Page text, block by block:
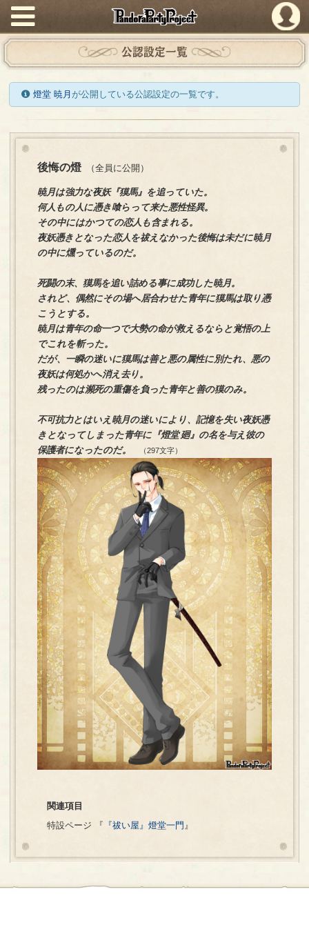
PandoraPartyProject
公認設定一覧
燈堂 暁月 が公開している公認設定の一覧です。
後悔の燈 （全員に公開）
暁月は強力な夜妖『獏馬』を追っていた。
何人もの人に憑き喰らって来た悪性怪異。
その中にはかつての恋人も含まれる。
夜妖憑きとなった恋人を祓えなかった後悔は未だに暁月
の中に燻っているのだ。
死闘の末、獏馬を追い詰める事に成功した暁月。
されど、偶然にその場へ居合わせた青年に獏馬は取り憑
こうとする。
暁月は青年の命一つで大勢の命が救えるならと覚悟の上
でこれを斬った。
だが、一瞬の迷いに獏馬は善と悪の属性に別たれ、悪の
夜妖は何処かへ消え去り。
残ったのは瀕死の重傷を負った青年と善の獏のみ。
不可抗力とはいえ暁月の迷いにより、記憶を失い夜妖憑
きとなってしまった青年に『燈堂 廻』の名を与え彼の
保護者になったのだ。
（297文字）
関連項目
特設ページ 『 『祓い屋』燈堂一門 』